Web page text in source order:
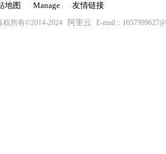
地图 Manage 友情链接
所有©2014-2024 阿里云 E-mail：